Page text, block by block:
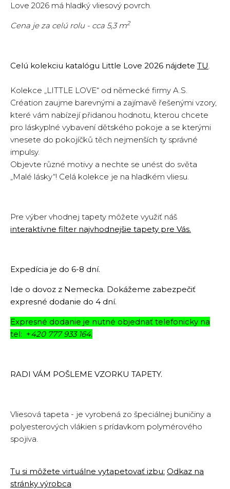
Love 2026 má hladký vliesový povrch.
Cena je za celú rolu - cca 5,3 m2
Celú kolekciu katalógu Little Love 2026 nájdete TU.
Kolekce „LITTLE LOVE“ od německé firmy A.S.
Création zaujme barevnými a zajímavě řešenými vzory,
které vám nabízejí přidanou hodnotu, kterou chcete
pro láskyplné vybavení dětského pokoje a se kterými
vnesete do pokojíčků těch nejmenších ty správné
impulsy.
Objevte různé motivy a nechte se unést do světa
„Malé lásky“! Celá kolekce je na hladkém vliesu.
Pre výber vhodnej tapety môžete využiť náš
interaktívne filter najvhodnejšie tapety pre Vás.
Expedícia je do 6-8 dní.
Ide o dovoz z Nemecka. Dokážeme zabezpečiť
expresné dodanie do 4 dní.
Expresné dodanie je nutné objednať telefonicky na
tel: +420 777 933 164.
RADI VÁM POŠLEME VZORKU TAPETY.
Vliesová tapeta - je vyrobená zo špeciálnej buničiny a
polyesterových vlákien s prídavkom polymérového
spojiva.
Tu si môžete virtuálne vytapetovať izbu: Odkaz na
stránky výrobca